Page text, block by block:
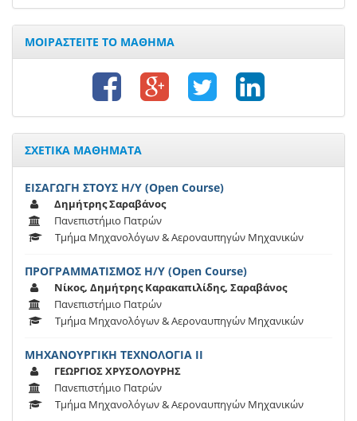
ΜΟΙΡΑΣΤΕΙΤΕ ΤΟ ΜΑΘΗΜΑ
ΣΧΕΤΙΚΑ ΜΑΘΗΜΑΤΑ
ΕΙΣΑΓΩΓΗ ΣΤΟΥΣ Η/Υ (Open Course)
Δημήτρης Σαραβάνος
Πανεπιστήμιο Πατρών
Τμήμα Μηχανολόγων & Αεροναυπηγών Μηχανικών
ΠΡΟΓΡΑΜΜΑΤΙΣΜΟΣ Η/Υ (Open Course)
Νίκος, Δημήτρης Καρακαπιλίδης, Σαραβάνος
Πανεπιστήμιο Πατρών
Τμήμα Μηχανολόγων & Αεροναυπηγών Μηχανικών
ΜΗΧΑΝΟΥΡΓΙΚΗ ΤΕΧΝΟΛΟΓΙΑ ΙΙ
ΓΕΩΡΓΙΟΣ ΧΡΥΣΟΛΟΥΡΗΣ
Πανεπιστήμιο Πατρών
Τμήμα Μηχανολόγων & Αεροναυπηγών Μηχανικών